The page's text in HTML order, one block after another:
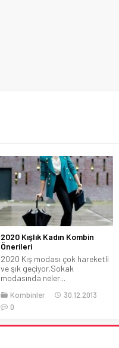
2020 Kışlık Kadın Kombin
Önerileri
2020 Kış modası çok hareketli
ve şık geçiyor.Sokak
modasında neler...
Kombinler
30.12.2013
0